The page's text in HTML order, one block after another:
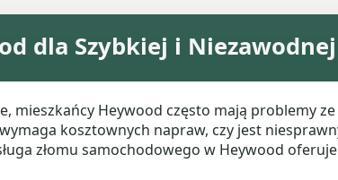
dla Szybkiej i Niezawodnej
mieszkańcy Heywood często mają problemy
kosztownych napraw, czy jest
złomu samochodowego w Heywood